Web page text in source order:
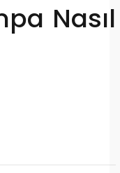
Nasıl